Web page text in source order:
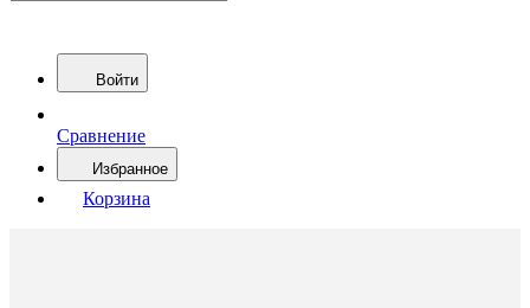
Войти
Сравнение
Избранное
Корзина